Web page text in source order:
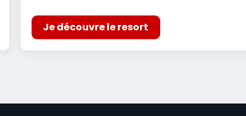
Je découvre le resort